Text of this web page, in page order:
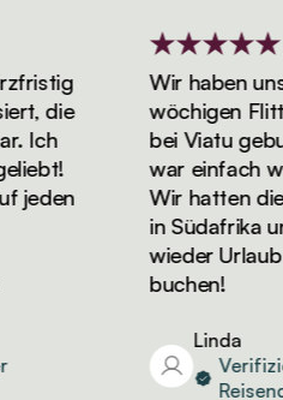
die
Wir haben
wöchigen
bei Viatu
war einfach
Wir hatten die
in Südafrika
wieder Urlaub
buchen!
Linda
Reisender